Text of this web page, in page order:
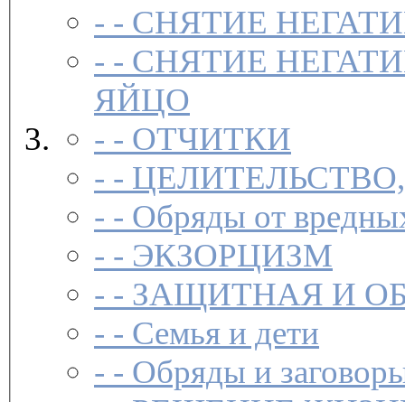
- - СНЯТИЕ
- - СНЯТИЕ
ЯЙЦО
- - ОТЧИТКИ
- -
- - Обряды от
- - ЭКЗОРЦИЗМ
- - ЗАЩИТНАЯ И
- - Семья и дети
- - Обряды и